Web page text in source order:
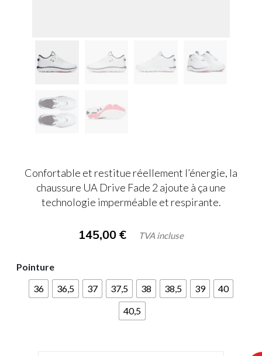
Confortable et restitue réellement l’énergie, la
chaussure UA Drive Fade 2 ajoute à ça une
technologie imperméable et respirante.
145,00 € TVA incluse
Pointure
36
36,5 37 37,5 38 38,5 39
40
40,5